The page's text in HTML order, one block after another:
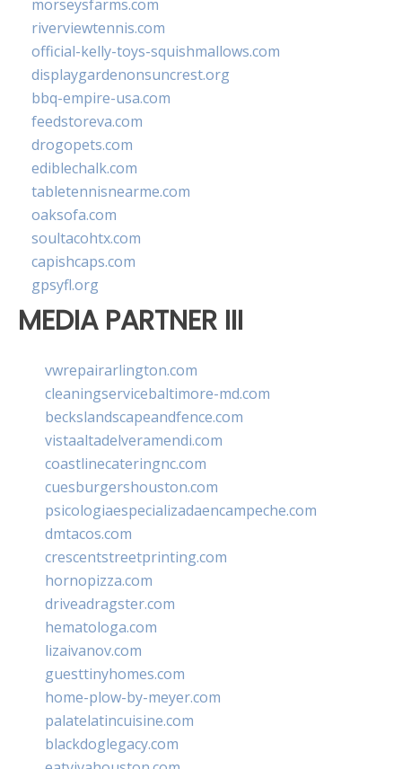
morseysfarms.com
riverviewtennis.com
official-kelly-toys-squishmallows.com
displaygardenonsuncrest.org
bbq-empire-usa.com
feedstoreva.com
drogopets.com
ediblechalk.com
tabletennisnearme.com
oaksofa.com
soultacohtx.com
capishcaps.com
gpsyfl.org
MEDIA PARTNER III
vwrepairarlington.com
cleaningservicebaltimore-md.com
beckslandscapeandfence.com
vistaaltadelveramendi.com
coastlinecateringnc.com
cuesburgershouston.com
psicologiaespecializadaencampeche.com
dmtacos.com
crescentstreetprinting.com
hornopizza.com
driveadragster.com
hematologa.com
lizaivanov.com
guesttinyhomes.com
home-plow-by-meyer.com
palatelatincuisine.com
blackdoglegacy.com